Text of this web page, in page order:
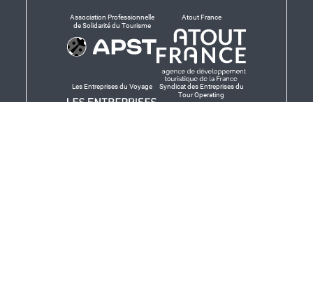
Association Professionnelle
de Solidarité du Tourisme
Atout France
Les Entreprises du Voyage
Syndicat des Entreprises du
Tour Operating